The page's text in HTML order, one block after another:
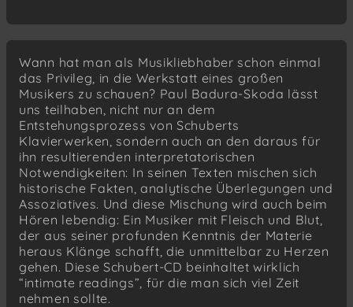
Wann hat man als Musikliebhaber schon einmal
das Privileg, in die Werkstatt eines großen
Musikers zu schauen? Paul Badura-Skoda lässt
uns teilhaben, nicht nur an dem
Entstehungsprozess von Schuberts
Klavierwerken, sondern auch an den daraus für
ihn resultierenden interpretatorischen
Notwendigkeiten: In seinen Texten mischen sich
historische Fakten, analytische Überlegungen und
Assoziatives. Und diese Mischung wird auch beim
Hören lebendig: Ein Musiker mit Fleisch und Blut,
der aus seiner profunden Kenntnis der Materie
heraus Klänge schafft, die unmittelbar zu Herzen
gehen. Diese Schubert-CD beinhaltet wirklich
“intimate readings”, für die man sich viel Zeit
nehmen sollte.